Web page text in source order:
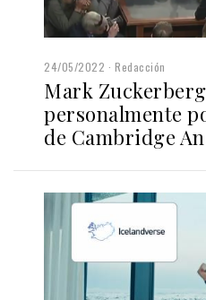
24/05/2022 Redacción
Mark
personalmente
de Cambridge